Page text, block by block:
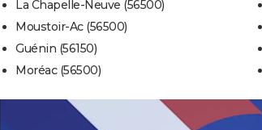
La Chapelle-Neuve (56500)
Moustoir-Ac (56500)
Guénin (56150)
Moréac (56500)